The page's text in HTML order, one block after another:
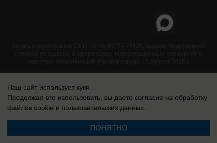
Запись о регистрации СМИ: Эл № ФС 77-73438, выдано Федеральной
службой по надзору в сфере связи, информационных технологий и
массовых коммуникаций (Роскомнадзор) 17 августа 2018 г.
Наш сайт использует куки.
Продолжая его использовать, вы даете согласие на обработку
файлов cookie и пользовательских данных.
ПОНЯТНО